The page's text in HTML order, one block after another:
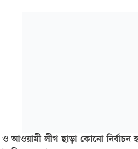
আওয়ামী লীগ ছাড়া কোনো নির্বাচন